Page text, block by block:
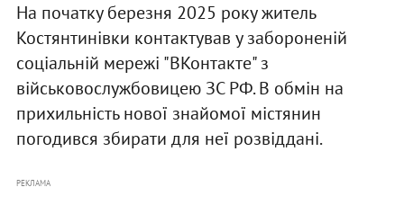
На початку березня 2025 року житель
Костянтинівки контактував у забороненій
соціальній мережі "ВКонтакте" з
військовослужбовицею ЗС РФ. В обмін на
прихильність нової знайомої містянин
погодився збирати для неї розвіддані.
РЕКЛАМА